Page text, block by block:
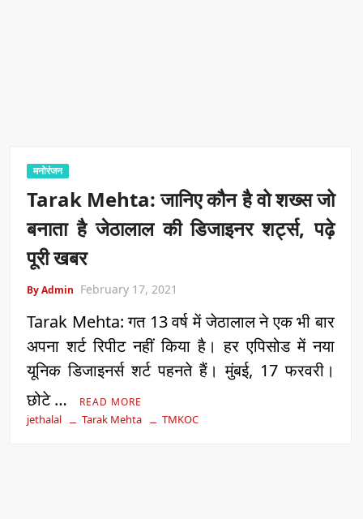
मनोरंजन
Tarak Mehta: जानिए कौन है वो शख्स जो
बनाता है जेठालाल की डिजाइनर शर्ट्स, पढ़े
पूरी खबर
By Admin February 17, 2021
Tarak Mehta: गत 13 वर्ष में जेठालाल ने एक भी बार
अपना शर्ट रिपीट नहीं किया है। हर एपिसोड में नया
यूनिक डिजाइनर्स शर्ट पहनते हैं। मुंबई, 17 फरवरी।
छोटे …
READ MORE
jethalal Tarak Mehta TMKOC